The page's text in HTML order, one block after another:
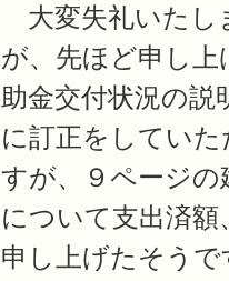
大変失礼いたし
が、先ほど申し
助金交付状況の
に訂正をしてい
すが、９ページの
について支出済
申し上げたそう